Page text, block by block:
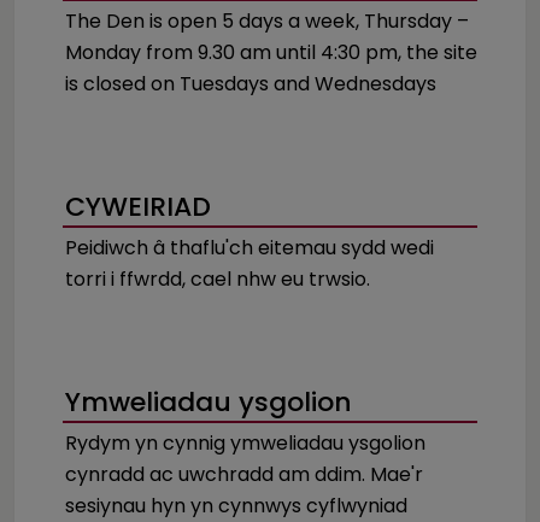
The Den is open 5 days a week, Thursday –
Monday from 9.30 am until 4:30 pm, the site
is closed on Tuesdays and Wednesdays
CYWEIRIAD
Peidiwch â thaflu'ch eitemau sydd wedi
torri i ffwrdd, cael nhw eu trwsio.
Ymweliadau ysgolion
Rydym yn cynnig ymweliadau ysgolion
cynradd ac uwchradd am ddim. Mae'r
sesiynau hyn yn cynnwys cyflwyniad